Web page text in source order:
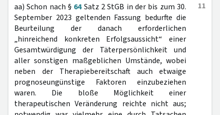
11
aa) Schon nach § 64Satz 2 StGB in der bis zum 30.
September 2023 geltenden Fassung bedurfte die
Beurteilung der danach erforderlichen
„hinreichend konkreten Erfolgsaussicht“ einer
Gesamtwürdigung der Täterpersönlichkeit und
aller sonstigen maßgeblichen Umstände, wobei
neben der Therapiebereitschaft auch etwaige
prognoseungünstige Faktoren einzubeziehen
waren. Die bloße Möglichkeit einer
therapeutischen Veränderung reichte nicht aus;